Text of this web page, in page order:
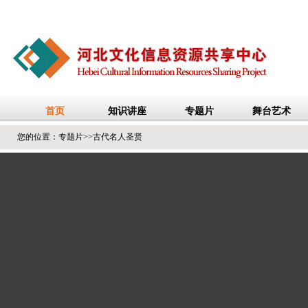
您的位置： 专题片>>古代名人圣贤